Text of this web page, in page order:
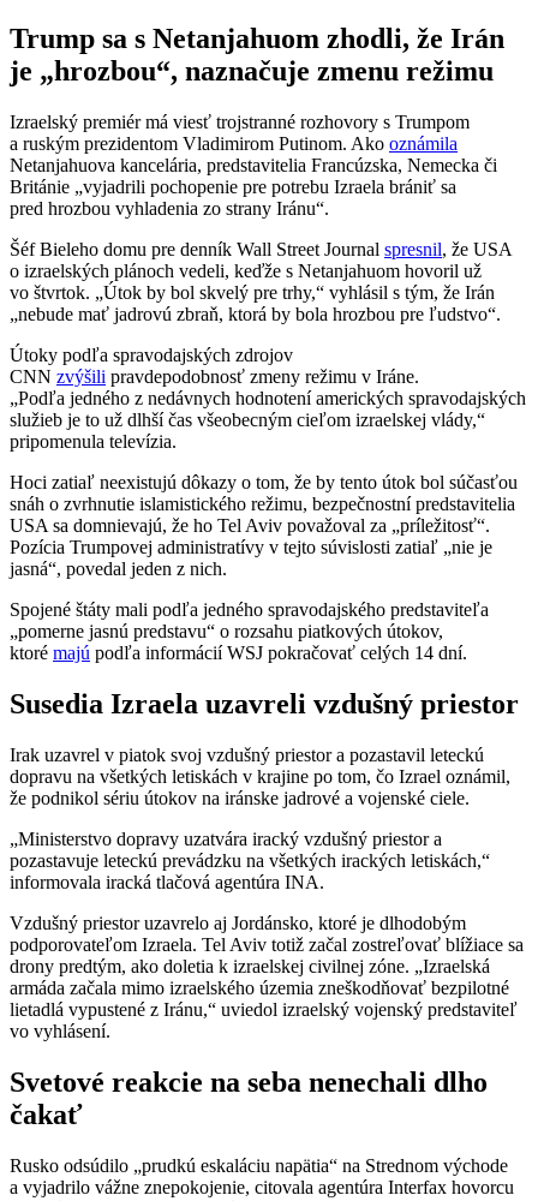
Trump sa s Netanjahuom zhodli, že Irán
je „hrozbou“, naznačuje zmenu režimu
Izraelský premiér má viesť trojstranné rozhovory s Trumpom
a ruským prezidentom Vladimirom Putinom. Ako oznámila
Netanjahuova kancelária, predstavitelia Francúzska, Nemecka či
Británie „vyjadrili pochopenie pre potrebu Izraela brániť sa
pred hrozbou vyhladenia zo strany Iránu“.
Šéf Bieleho domu pre denník Wall Street Journal spresnil, že USA
o izraelských plánoch vedeli, keďže s Netanjahuom hovoril už
vo štvrtok. „Útok by bol skvelý pre trhy,“ vyhlásil s tým, že Irán
„nebude mať jadrovú zbraň, ktorá by bola hrozbou pre ľudstvo“.
Útoky podľa spravodajských zdrojov
CNN zvýšili pravdepodobnosť zmeny režimu v Iráne.
„Podľa jedného z nedávnych hodnotení amerických spravodajských
služieb je to už dlhší čas všeobecným cieľom izraelskej vlády,“
pripomenula televízia.
Hoci zatiaľ neexistujú dôkazy o tom, že by tento útok bol súčasťou
snáh o zvrhnutie islamistického režimu, bezpečnostní predstavitelia
USA sa domnievajú, že ho Tel Aviv považoval za „príležitosť“.
Pozícia Trumpovej administratívy v tejto súvislosti zatiaľ „nie je
jasná“, povedal jeden z nich.
Spojené štáty mali podľa jedného spravodajského predstaviteľa
„pomerne jasnú predstavu“ o rozsahu piatkových útokov,
ktoré majú podľa informácií WSJ pokračovať celých 14 dní.
Susedia Izraela uzavreli vzdušný priestor
Irak uzavrel v piatok svoj vzdušný priestor a pozastavil leteckú
dopravu na všetkých letiskách v krajine po tom, čo Izrael oznámil,
že podnikol sériu útokov na iránske jadrové a vojenské ciele.
„Ministerstvo dopravy uzatvára iracký vzdušný priestor a
pozastavuje leteckú prevádzku na všetkých irackých letiskách,“
informovala iracká tlačová agentúra INA.
Vzdušný priestor uzavrelo aj Jordánsko, ktoré je dlhodobým
podporovateľom Izraela. Tel Aviv totiž začal zostreľovať blížiace sa
drony predtým, ako doletia k izraelskej civilnej zóne. „Izraelská
armáda začala mimo izraelského územia zneškodňovať bezpilotné
lietadlá vypustené z Iránu,“ uviedol izraelský vojenský predstaviteľ
vo vyhlásení.
Svetové reakcie na seba nenechali dlho
čakať
Rusko odsúdilo „prudkú eskaláciu napätia“ na Strednom východe
a vyjadrilo vážne znepokojenie, citovala agentúra Interfax hovorcu